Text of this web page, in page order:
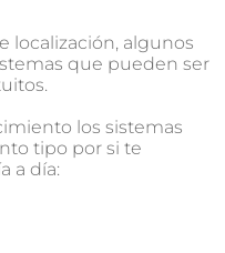
localización, algunos
que pueden ser
los sistemas
tipo por si te
a día: